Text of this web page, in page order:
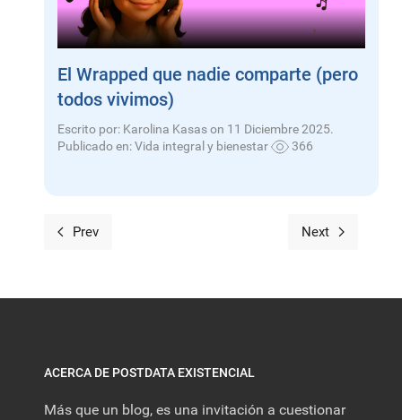
El Wrapped que nadie comparte (pero
todos vivimos)
Escrito por: Karolina Kasas on 11 Diciembre 2025.
Publicado en:Vida integral y bienestar 366
Prev Next
ACERCA DE POSTDATA EXISTENCIAL
Más que un blog, es una invitación a cuestionar